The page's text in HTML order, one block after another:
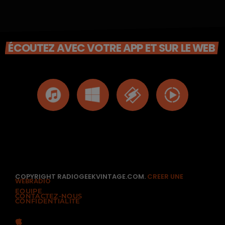
ÉCOUTEZ AVEC VOTRE APP ET SUR LE WEB
COPYRIGHT RADIOGEEKVINTAGE.COM. CREER UNE
WEBRADIO
EQUIPE
CONTACTEZ-NOUS
CONFIDENTIALITÉ